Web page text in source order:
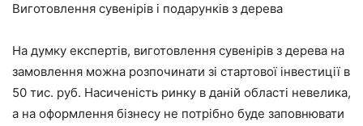
Виготовлення сувенірів і подарунків з дерева
На думку експертів, виготовлення сувенірів з дерева на
замовлення можна розпочинати зі стартової інвестиції в
50 тис. руб. Насиченість ринку в даній області невелика,
а на оформлення бізнесу не потрібно буде заповнювати